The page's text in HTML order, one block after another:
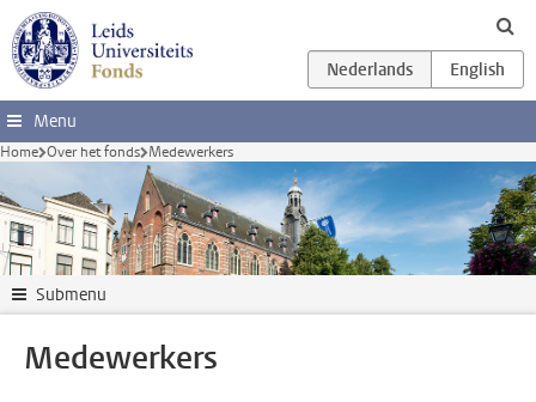
Ga direct naar de inhoud
Menu
Home Over het fonds Medewerkers
Submenu
Medewerkers